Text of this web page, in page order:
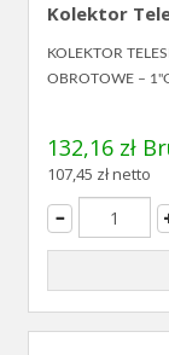
Kolektor
KOLEKTOR
OBROTOWE –
132,16 zł
107,45 zł netto